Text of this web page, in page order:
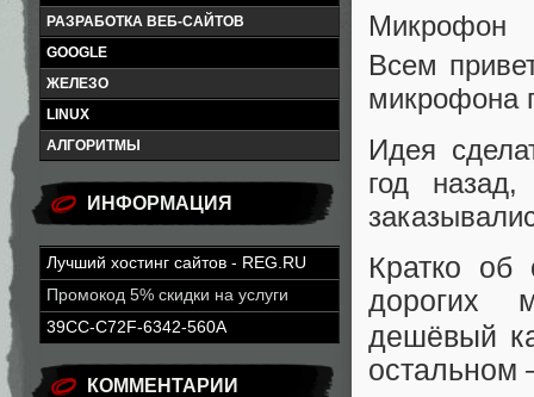
РАЗРАБОТКА ВЕБ-САЙТОВ
GOOGLE
ЖЕЛЕЗО
LINUX
АЛГОРИТМЫ
ИНФОРМАЦИЯ
Лучший хостинг сайтов - REG.RU
Промокод 5% скидки на услуги
39CC-C72F-6342-560A
КОММЕНТАРИИ
Микрофон
Всем
микрофона
Идея
год
Кратко об
дорогих
дешёвый
остальном